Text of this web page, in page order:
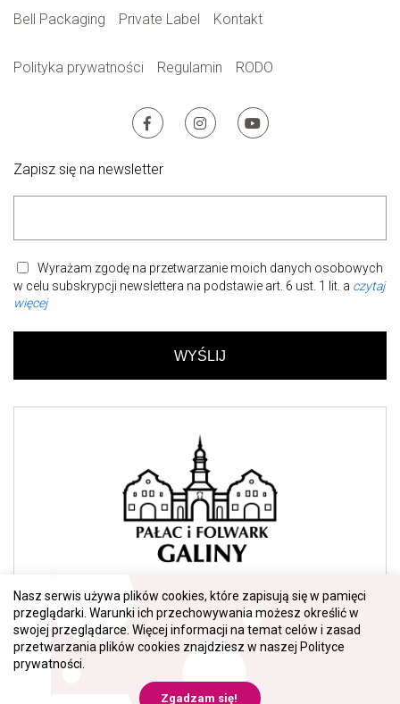
Bell Packaging
Private Label Kontakt
Polityka prywatności Regulamin RODO
Zapisz się na newsletter
Wyrażam zgodę na przetwarzanie moich danych osobowych
w celu subskrypcji newslettera na podstawie art. 6 ust. 1 lit. a czytaj
więcej
ZOBACZ
technologia + kreacja
Nasz serwis używa plików cookies, które zapisują się w pamięci
przeglądarki. Warunki ich przechowywania możesz określić w
swojej przeglądarce. Więcej informacji na temat celów i zasad
przetwarzania plików cookies znajdziesz w naszej Polityce
prywatności
Zgadzam się!